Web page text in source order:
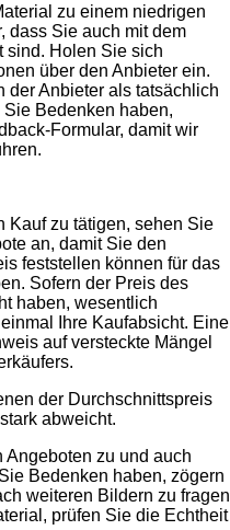
zu einem niedrigen
dass Sie auch mit dem
sind. Holen Sie sich
über den Anbieter ein.
der Anbieter als tatsächlich
Bedenken haben,
Formular, damit wir
Kauf zu tätigen, sehen Sie
an, damit Sie den
feststellen können für das
Sofern der Preis des
haben, wesentlich
Ihre Kaufabsicht. Eine
auf versteckte Mängel
der Durchschnittspreis
abweicht.
zu und auch
Bedenken haben, zögern
weiteren Bildern zu fragen
prüfen Sie die Echtheit